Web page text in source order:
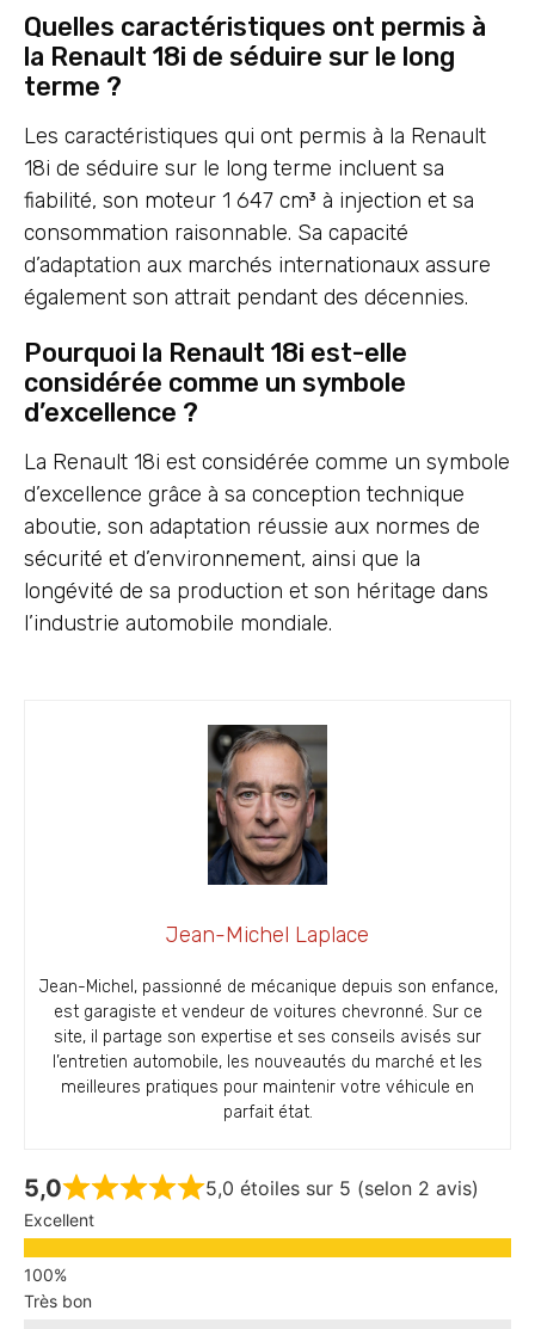
Quelles caractéristiques ont permis à
la Renault 18i de séduire sur le long
terme ?
Les caractéristiques qui ont permis à la Renault
18i de séduire sur le long terme incluent sa
fiabilité, son moteur 1 647 cm³ à injection et sa
consommation raisonnable. Sa capacité
d’adaptation aux marchés internationaux assure
également son attrait pendant des décennies.
Pourquoi la Renault 18i est-elle
considérée comme un symbole
d’excellence ?
La Renault 18i est considérée comme un symbole
d’excellence grâce à sa conception technique
aboutie, son adaptation réussie aux normes de
sécurité et d’environnement, ainsi que la
longévité de sa production et son héritage dans
l’industrie automobile mondiale.
Jean-Michel Laplace
Jean-Michel, passionné de mécanique depuis son enfance,
est garagiste et vendeur de voitures chevronné. Sur ce
site, il partage son expertise et ses conseils avisés sur
l’entretien automobile, les nouveautés du marché et les
meilleures pratiques pour maintenir votre véhicule en
parfait état.
5,0 5,0 étoiles sur 5 (selon 2 avis)
Excellent
Très bon